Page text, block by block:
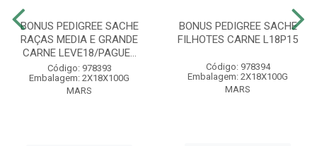
BONUS PEDIGREE SACHE
RAÇAS MEDIA E GRANDE
CARNE LEVE18/PAGUE...
Código: 978393
Embalagem: 2X18X100G
MARS
BONUS PEDIGREE SACHE
FILHOTES CARNE L18P15
Código: 978394
Embalagem: 2X18X100G
MARS